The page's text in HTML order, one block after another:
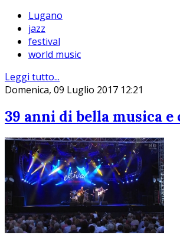
Lugano
jazz
festival
world music
Leggi tutto...
Domenica, 09 Luglio 2017 12:21
39 anni di bella musica